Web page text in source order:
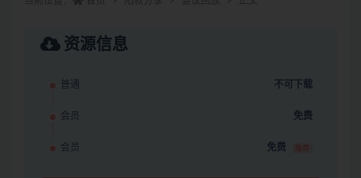
资源信息
普通 不可下载
会员 免费
会员 免费 推荐